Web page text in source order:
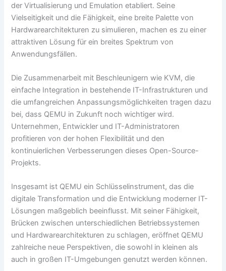
der Virtualisierung und Emulation etabliert. Seine
Vielseitigkeit und die Fähigkeit, eine breite Palette von
Hardwarearchitekturen zu simulieren, machen es zu einer
attraktiven Lösung für ein breites Spektrum von
Anwendungsfällen.
Die Zusammenarbeit mit Beschleunigern wie KVM, die
einfache Integration in bestehende IT-Infrastrukturen und
die umfangreichen Anpassungsmöglichkeiten tragen dazu
bei, dass QEMU in Zukunft noch wichtiger wird.
Unternehmen, Entwickler und IT-Administratoren
profitieren von der hohen Flexibilität und den
kontinuierlichen Verbesserungen dieses Open-Source-
Projekts.
Insgesamt ist QEMU ein Schlüsselinstrument, das die
digitale Transformation und die Entwicklung moderner IT-
Lösungen maßgeblich beeinflusst. Mit seiner Fähigkeit,
Brücken zwischen unterschiedlichen Betriebssystemen
und Hardwarearchitekturen zu schlagen, eröffnet QEMU
zahlreiche neue Perspektiven, die sowohl in kleinen als
auch in großen IT-Umgebungen genutzt werden können.